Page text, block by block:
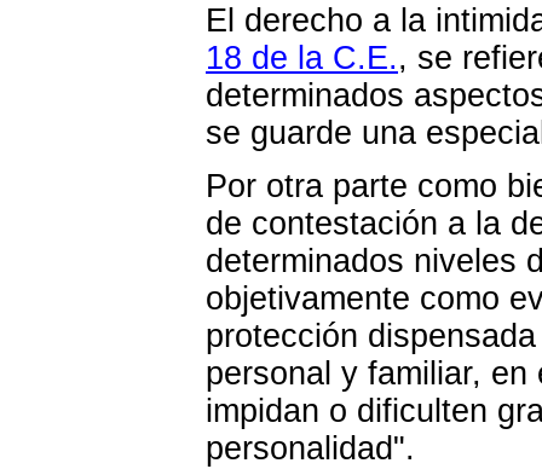
El derecho a la
18 de la C.E., se
determinados
se guarde una
Por otra parte como
de contestación a la
determinados niveles
objetivamente como
protección
personal y familiar,
impidan o dificulten
personalidad".